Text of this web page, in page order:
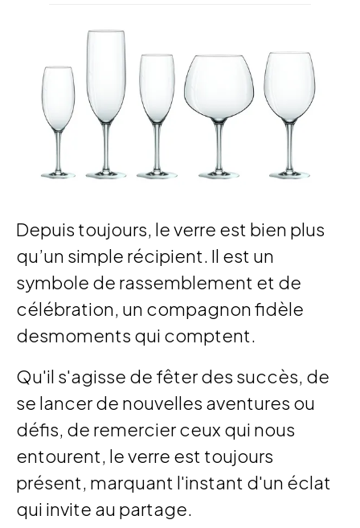
Depuis toujours, le verre est bien plus
qu’un simple récipient. Il est un
symbole de rassemblement et de
célébration, un compagnon fidèle
desmoments qui comptent.
Qu'il s'agisse de fêter des succès, de
se lancer de nouvelles aventures ou
défis, de remercier ceux qui nous
entourent, le verre est toujours
présent, marquant l'instant d'un éclat
qui invite au partage.